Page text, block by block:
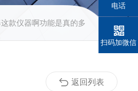
款仪器啊功能是真的多
返回列表
电话
扫码加微信